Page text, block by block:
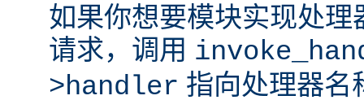
如果你想要模块实现处
请求，调用
>handler 指向处理器名